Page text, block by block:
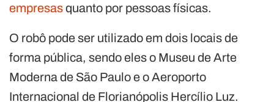
empresasquanto por pessoas físicas.
O robô pode ser utilizado em dois locais de
forma pública, sendo eles o Museu de Arte
Moderna de São Paulo e o Aeroporto
Internacional de Florianópolis Hercílio Luz.